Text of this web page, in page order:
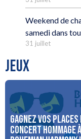
Weekend de
samedi dans
31 juillet
JEUX
Gagnez vos
concert Hommage